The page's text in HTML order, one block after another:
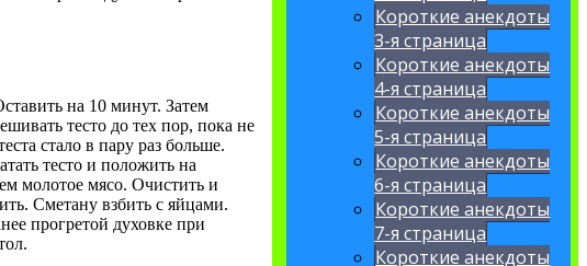
на 10 минут. Затем
тесто до тех пор, пока не
стало в пару раз больше.
тесто и положить на
молотое мясо. Очистить и
Сметану взбить с яйцами.
прогретой духовке при
Короткие анекдоты
3-я страница
Короткие анекдоты
4-я страница
Короткие анекдоты
5-я страница
Короткие анекдоты
6-я страница
Короткие анекдоты
7-я страница
Короткие анекдоты